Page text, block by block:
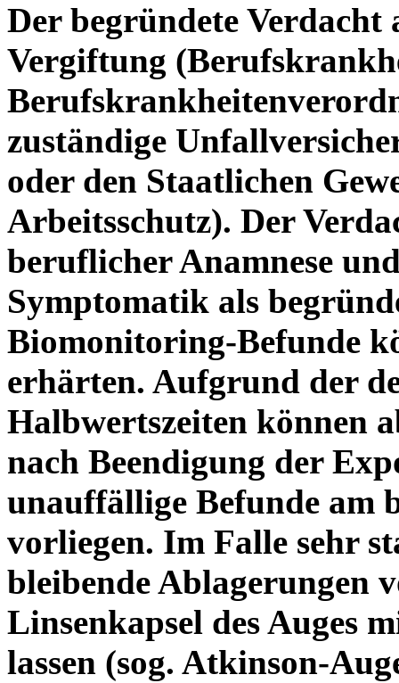
Der begründete
Vergiftung
zuständige
oder den Staatlichen
Arbeitsschutz). Der
beruflicher Anamnese
Symptomatik als
Biomonitoring-Befunde
erhärten. Aufgrund der
Halbwertszeiten können
nach Beendigung der
unauffällige Befunde am
vorliegen. Im Falle sehr
bleibende Ablagerungen
Linsenkapsel des Auges
lassen (sog. Atkinson-